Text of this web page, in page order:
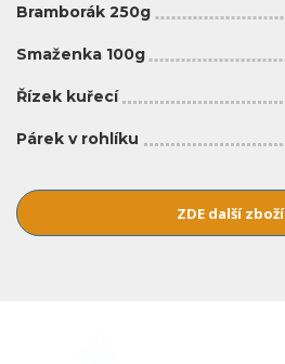
Bramborák 250g
Smaženka 100g
Řízek kuřecí
Párek v rohlíku
ZDE další zboží